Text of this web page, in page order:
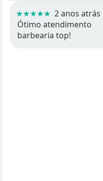
★★★★★ 2 anos atrás
Ótimo atendimento
barbearia top!